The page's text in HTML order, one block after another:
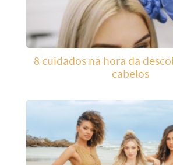
8 cuidados na hora da
cabelos